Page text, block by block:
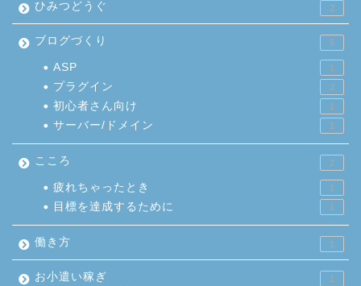
ひみつどうぐ 2
ブログづくり 5
ASP 1
プラグイン 2
初心者さん向け 1
サーバー/ドメイン 1
こころ 2
疲れちゃったとき 1
目標を達成するために 1
働き方 1
お小遣い稼ぎ 1